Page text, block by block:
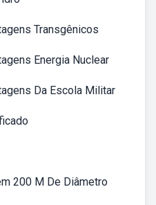
Transgênicos
Energia Nuclear
Da Escola Militar
200 M De Diâmetro